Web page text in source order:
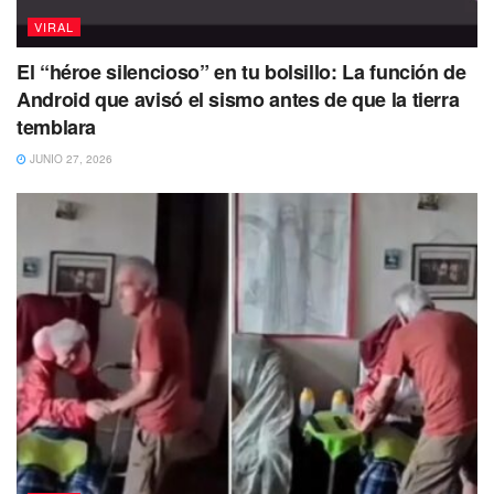
VIRAL
El “héroe silencioso” en tu bolsillo: La función de
Android que avisó el sismo antes de que la tierra
temblara
JUNIO 27, 2026